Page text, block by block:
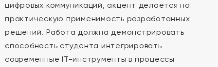
цифровых коммуникаций, акцент делается на
практическую применимость разработанных
решений. Работа должна демонстрировать
способность студента интегрировать
современные IT-инструменты в процессы